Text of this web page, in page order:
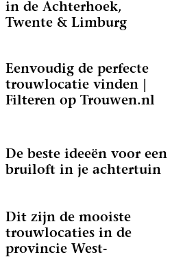
in de Achterhoek,
Twente & Limburg
Eenvoudig de perfecte
trouwlocatie vinden |
Filteren op Trouwen.nl
De beste ideeën voor een
bruiloft in je achtertuin
Dit zijn de mooiste
trouwlocaties in de
provincie West-